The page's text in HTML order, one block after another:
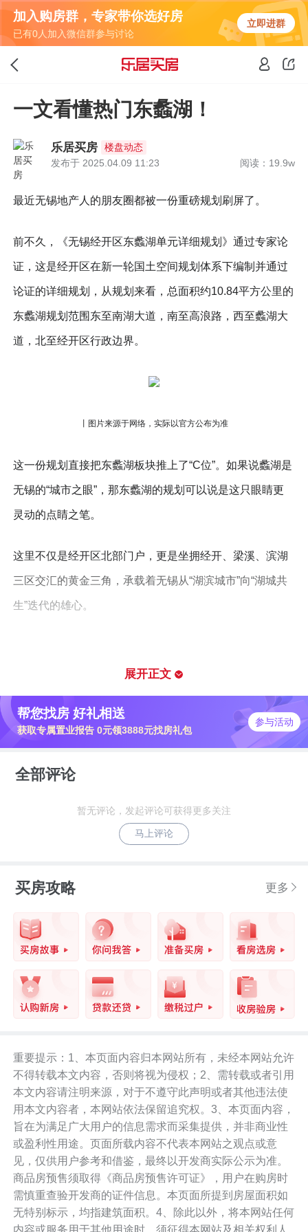
加入购房群，专家带你选好房
已有0人加入微信群参与讨论
立即进群
一文看懂热门东蠡湖！
乐居买房
楼盘动态
发布于 2025.04.09 11:23
阅读：19.9w
最近无锡地产人的朋友圈都被一份重磅规划刷屏了。
前不久，《无锡经开区东蠡湖单元详细规划》通过专家论
证，这是经开区在新一轮国土空间规划体系下编制并通过
论证的详细规划，从规划来看，总面积约10.84平方公里的
东蠡湖规划范围东至南湖大道，南至高浪路，西至蠡湖大
道，北至经开区行政边界。
丨图片来源于网络，实际以官方公布为准
这一份规划直接把东蠡湖板块推上了“C位”。如果说蠡湖是
无锡的“城市之眼”，那东蠡湖的规划可以说是这只眼睛更
灵动的点睛之笔。
这里不仅是经开区北部门户，更是坐拥经开、梁溪、滨湖
三区交汇的黄金三角，承载着无锡从“湖滨城市”向“湖城共
生”迭代的雄心。
在。
心（在建）、周新里文化街区与山姆会员店等繁华原点，2
丨示意图，图片来源于网络
丨示意图，图片来源于网络
丨示意图，图片来源于网络
展开正文
帮您找房 好礼相送
获取专属置业报告 0元领3888元找房礼包
参与活动
全部评论
暂无评论，发起评论可获得更多关注
马上评论
买房攻略 更多
重要提示：1、本页面内容归本网站所有，未经本网站允许
不得转载本文内容，否则将视为侵权；2、需转载或者引用
本文内容请注明来源，对于不遵守此声明或者其他违法使
用本文内容者，本网站依法保留追究权。3、本页面内容，
旨在为满足广大用户的信息需求而采集提供，并非商业性
或盈利性用途。页面所载内容不代表本网站之观点或意
见，仅供用户参考和借鉴，最终以开发商实际公示为准。
商品房预售须取得《商品房预售许可证》，用户在购房时
需慎重查验开发商的证件信息。本页面所提到房屋面积如
无特别标示，均指建筑面积。4、除此以外，将本网站任何
内容或服务用于其他用途时，须征得本网站及相关权利人